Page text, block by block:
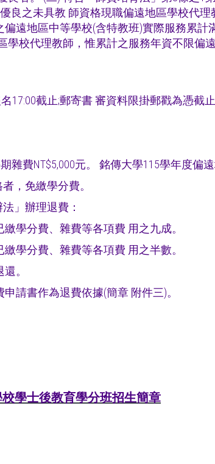
良之未具教 師資格現職偏遠地區學校代
遠地區中等學校(含特教班)實際服務累
校代理教師，惟累計之服務年資不限偏
17:00截止;郵寄書 審資料限掛郵戳為憑截
雜費NT$5,000元。 銘傳大學115學年度
，免繳學分費。
」辦理退費：
學分費、雜費等各項費 用之九成。
學分費、雜費等各項費 用之半數。
。
請書作為退費依據(簡章 附件三)。
學士後教育學分班招生簡章